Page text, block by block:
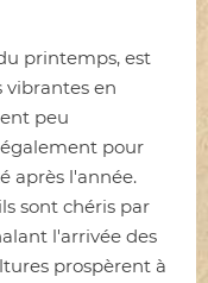
printemps, est
vibrantes en
peu
pour
après l'année.
sont chéris par
l'arrivée des
prospèrent à